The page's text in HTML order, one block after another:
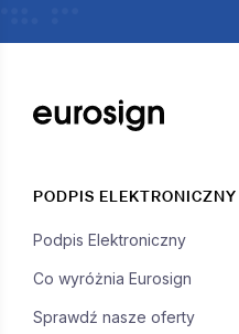
PODPIS ELEKTRONICZNY
Podpis Elektroniczny
Co wyróżnia Eurosign
Sprawdź nasze oferty